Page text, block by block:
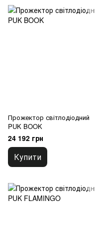
Прожектор світлодіодний
PUK BOOK
24 192 грн
Купити